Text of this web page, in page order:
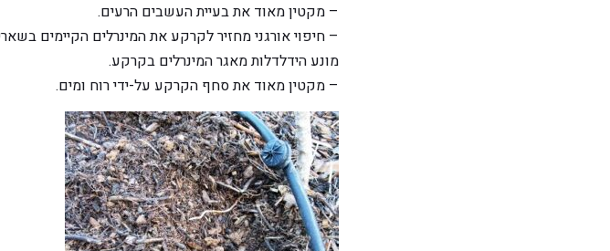
– מקטין מאוד את בעיית העשבים הרעים.
– חיפוי אורגני מחזיר לקרקע את המינרלים הקיימים
מונע הידלדלות מאגר המינרלים בקרקע.
– מקטין מאוד את סחף הקרקע על-ידי רוח ומים.